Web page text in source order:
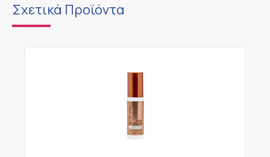
Σχετικά Προϊόντα